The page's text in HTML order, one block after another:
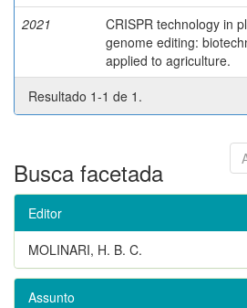
2021
CRISPR technology in
genome editing:
applied to agriculture.
Resultado 1-1 de 1.
Busca facetada
Editor
MOLINARI, H. B. C.
Assunto